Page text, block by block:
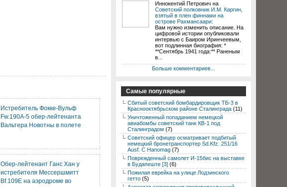
Истребитель Фокке-Вульф
Fw.190A-5 обер-лейтенанта
Вальтера Новотны в полете
Обер-лейтенант Ганс Хан у
истребителя Мессершмитт
Bf.109E на аэродроме во
Иннокентий Петрович на
Советский полковник И.М. Каргин,
взятый в плен финнами на
острове Рахмансаари:
Вам нужно изменить описание. На
цифровой истории опубликовали
интервью с Баиром Иринчеевым,
вот подлинная биография: *
**Сентябрь 1941 года:** Раненым
в...
Больше комментариев...
Самые популярные
Сбитый советский бомбардировщик ТБ-3 в
Краснооктябрьском районе Сталинграда (11)
Уничтоженный попаданием немецкой
авиабомбы советский танк КВ-1 под
Сталинградом (7)
Советский офицер осматривает подбитый
немецкий бронетранспортер Sd.Kfz. 251/16
Ausf. C Hanomag (7)
Поврежденный самолет И-15бис на выставке
в Будапеште [3] (6)
Пожилая еврейка на улице Лодзинского
гетто (5)